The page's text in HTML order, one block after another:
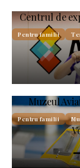
Centrul de
Pentru familii
Muzeul
Pentru familii